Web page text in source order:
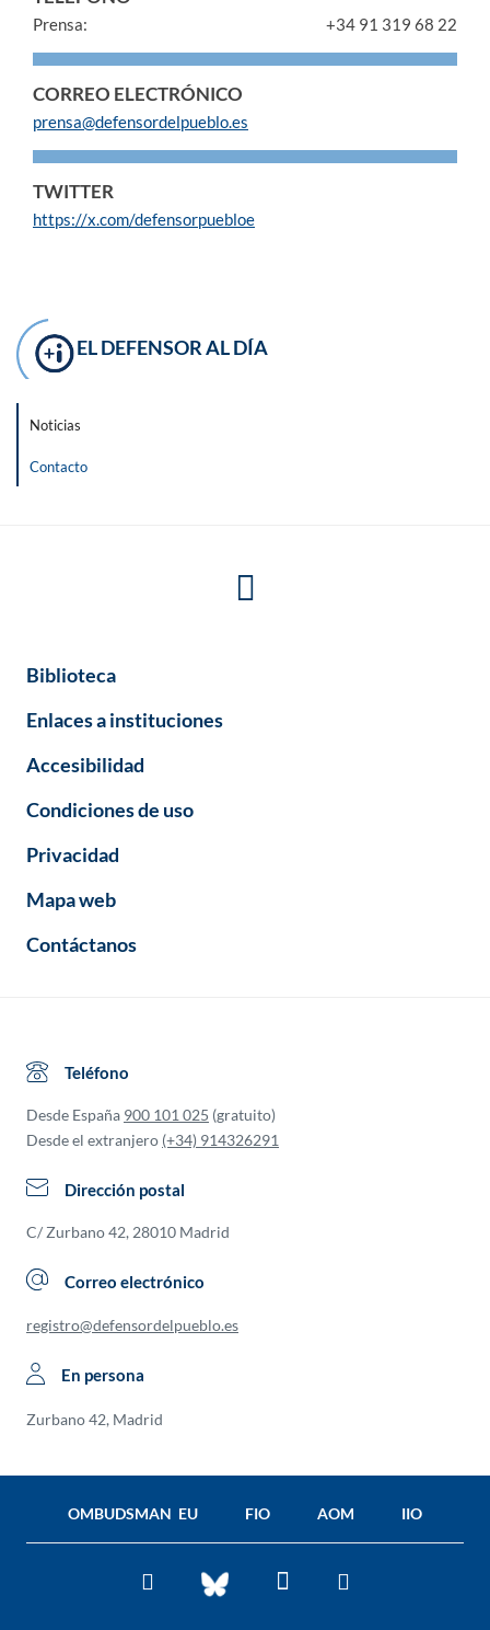
Prensa: +34 91 319 68 22
CORREO ELECTRÓNICO
prensa@defensordelpueblo.es
TWITTER
https://x.com/defensorpuebloe
EL DEFENSOR AL DÍA
Noticias
Contacto
Biblioteca
Enlaces a instituciones
Accesibilidad
Condiciones de uso
Privacidad
Mapa web
Contáctanos
Teléfono
Desde España 900 101 025 (gratuito)
Desde el extranjero (+34) 914326291
Dirección postal
C/ Zurbano 42, 28010 Madrid
Correo electrónico
registro@defensordelpueblo.es
En persona
Zurbano 42, Madrid
OMBUDSMAN EU FIO AOM IIO
Twitter BlueSkyFacebookYou
Tube